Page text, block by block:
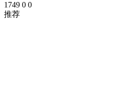
1749 0 0
推荐